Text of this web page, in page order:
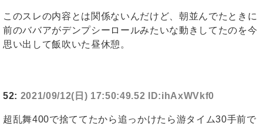
このスレの内容とは関係ないんだけど、朝並んでたときに
前のババアがデンプシーロールみたいな動きしてたのを今
思い出して飯吹いた昼休憩。
52: 2021/09/12(日) 17:50:49.52 ID:ihAxWVkf0
超乱舞400で捨ててたから追っかけたら游タイム30手前で